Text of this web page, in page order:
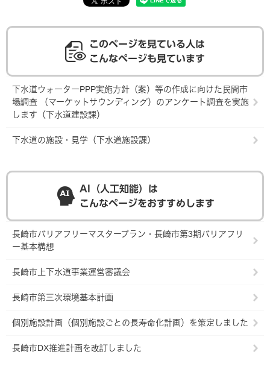
このページを見ている人は
こんなページも見ています
下水道ウォーターPPP実施方針（案）等の作成に向けた民間市
場調査 （マーケットサウンディング）のアンケート調査を実施
します（下水道建設課）
下水道の施設・見学（下水道施設課）
AI（人工知能）は
こんなページをおすすめします
長崎市バリアフリーマスタープラン・長崎市第3期バリアフリ
ー基本構想
長崎市上下水道事業運営審議会
長崎市第三次環境基本計画
個別施設計画（個別施設ごとの長寿命化計画）を策定しました
長崎市DX推進計画を改訂しました